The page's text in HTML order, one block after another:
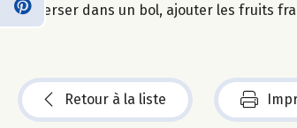
Verser dans un bol, ajouter les fruits
Retour à la liste